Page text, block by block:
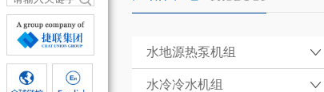
水地源热泵机组
水冷冷水机组